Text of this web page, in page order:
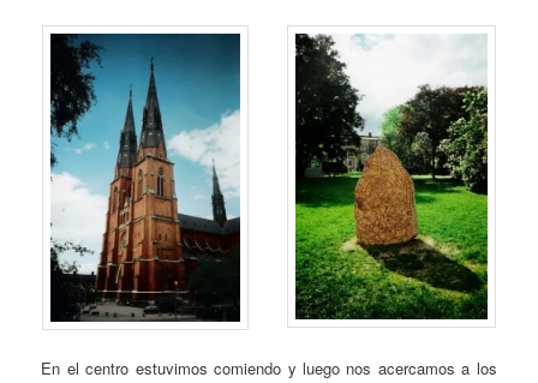
En el centro estuvimos comiendo y luego nos acercamos a los